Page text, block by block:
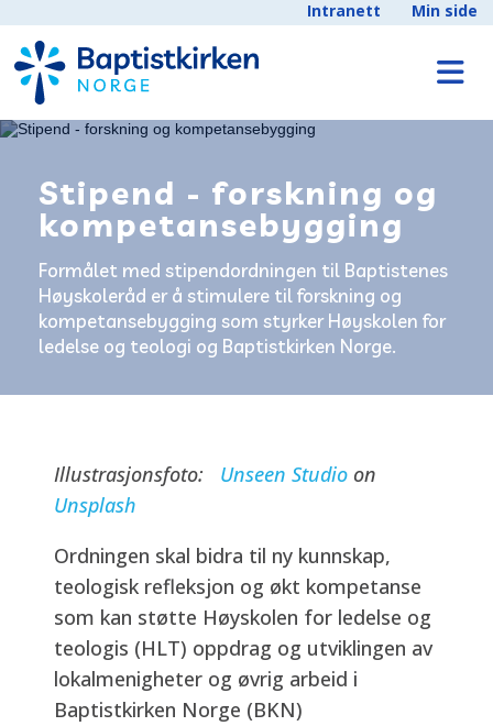
Intranett Min side
Stipend - forskning og
kompetansebygging
Formålet med stipendordningen til Baptistenes
Høyskoleråd er å stimulere til forskning og
kompetansebygging som styrker Høyskolen for
ledelse og teologi og Baptistkirken Norge.
Illustrasjonsfoto: Unseen Studio on
Unsplash
Ordningen skal bidra til ny kunnskap,
teologisk refleksjon og økt kompetanse
som kan støtte Høyskolen for ledelse og
teologis (HLT) oppdrag og utviklingen av
lokalmenigheter og øvrig arbeid i
Baptistkirken Norge (BKN)